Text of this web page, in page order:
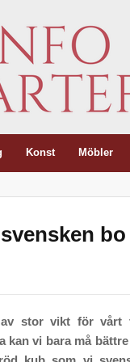
Konst Möbler
bo
stor vikt för vårt
kan vi bara må